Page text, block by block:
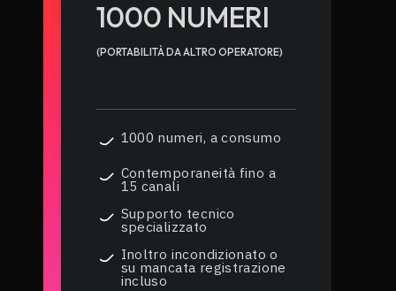
1000 NUMERI
(PORTABILITÀ DA ALTRO OPERATORE)
1000 numeri, a consumo
Contemporaneità fino a
15 canali
Supporto tecnico
specializzato
Inoltro incondizionato o
su mancata registrazione
incluso